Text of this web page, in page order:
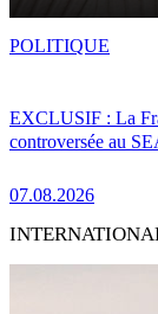
EXCLUSIF : La
controversée au
07.08.2026
POLITIQUE